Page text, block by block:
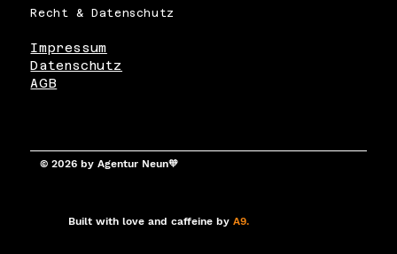
Recht & Datenschutz
Impressum
Datenschutz
AGB
© 2026 by Agentur Neun🧡
Built with love and caffeine by A9.